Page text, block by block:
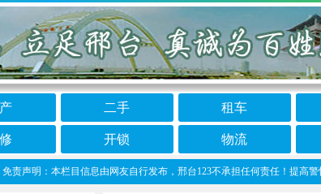
二手 租车
开锁 物流
声明：本栏目信息由网友自行发布，邢台123不承担任何责任！提高警